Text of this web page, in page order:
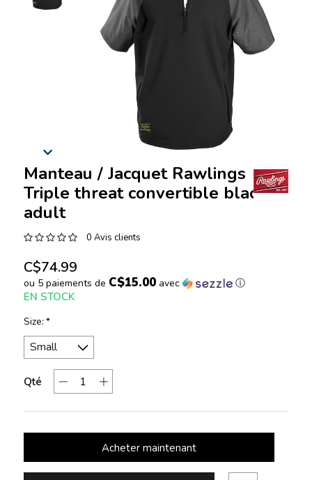
Manteau / Jacquet Rawlings
Triple threat convertible black
adult
0 Avis clients
C$74.99
ou 5 paiements de C$15.00avec ⓘ
EN STOCK
Size: *
Qté
Acheter maintenant